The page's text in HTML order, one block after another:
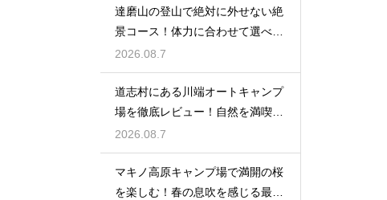
達磨山の登山で絶対に外せない絶
景コース！体力に合わせて選べる
ルート案内
2026.08.7
道志村にある川端オートキャンプ
場を徹底レビュー！自然を満喫で
きる魅力
2026.08.7
マキノ高原キャンプ場で満開の桜
を楽しむ！春の息吹を感じる最高